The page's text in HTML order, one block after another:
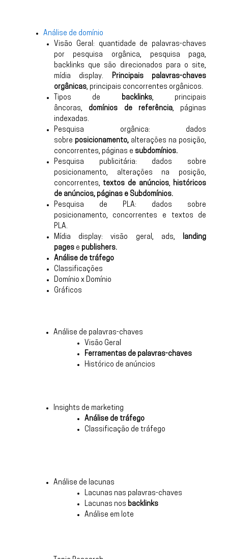
Análise de domínio
Visão Geral: quantidade de palavras-chaves
por pesquisa orgânica, pesquisa paga,
backlinks que são direcionados para o site,
mídia display.
Principais palavras-chaves
orgânicas, principais concorrentes orgânicos.
Tipos de
backlinks, principais
âncoras, domínios de referência, páginas
indexadas.
Pesquisa orgânica: dados
sobre posicionamento,alterações na posição,
concorrentes, páginas e subdomínios.
Pesquisa publicitária: dados sobre
posicionamento, alterações na posição,
concorrentes,textos de anúncios, históricos
de anúncios, páginas e Subdomínios.
Pesquisa de PLA: dados sobre
posicionamento, concorrentes e textos de
PLA.
Mídia display: visão geral, ads,
landing
pagese publishers.
Análise de tráfego
Classificações
Domínio x Domínio
Gráficos
Análise de palavras-chaves
Visão Geral
Ferramentas de palavras-chaves
Histórico de anúncios
Insights de marketing
Análise de tráfego
Classificação de tráfego
Análise de lacunas
Lacunas nas palavras-chaves
Lacunas nos backlinks
Análise em lote